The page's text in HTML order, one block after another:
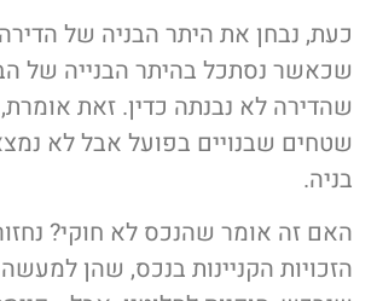
כעת, נבחן את היתר הבניה של
שכאשר נסתכל בהיתר הבנייה של
שהדירה לא נבנתה כדין. זאת
שטחים שבנויים בפועל אבל לא
בניה.
האם זה אומר שהנכס לא חוקי?
הזכויות הקניינות בנכס, שהן